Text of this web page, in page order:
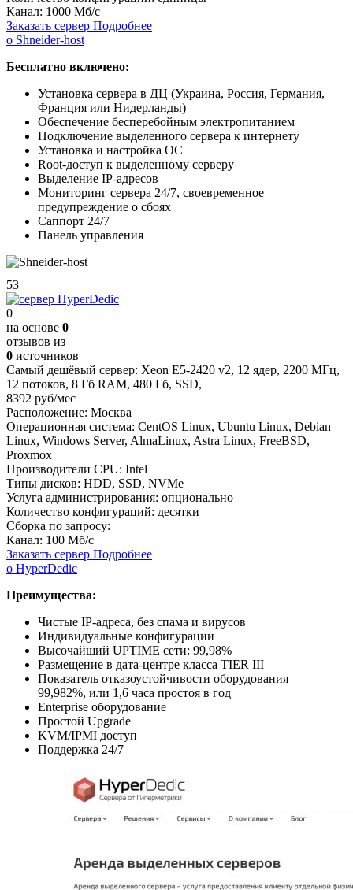
Канал: 1000 Мб/с
Заказать сервер Подробнее
о Shneider-host
Бесплатно включено:
Установка сервера в ДЦ (Украина, Россия, Германия,
Франция или Нидерланды)
Обеспечение бесперебойным электропитанием
Подключение выделенного сервера к интернету
Установка и настройка ОС
Root-доступ к выделенному серверу
Выделение IP-адресов
Мониторинг сервера 24/7, своевременное
предупреждение о сбоях
Саппорт 24/7
Панель управления
53
0
на основе 0
отзывов из
0 источников
Самый дешёвый сервер: Xeon E5-2420 v2, 12 ядер, 2200 МГц,
12 потоков, 8 Гб RAM, 480 Гб, SSD,
8392 руб/мес
Расположение: Москва
Операционная система: CentOS Linux, Ubuntu Linux, Debian
Linux, Windows Server, AlmaLinux, Astra Linux, FreeBSD,
Proxmox
Производители CPU: Intel
Типы дисков: HDD, SSD, NVMe
Услуга администрирования: опционально
Количество конфигураций: десятки
Сборка по запросу:
Канал: 100 Мб/с
Заказать сервер Подробнее
о HyperDedic
Преимущества:
Чистые IP-адреса, без спама и вирусов
Индивидуальные конфигурации
Высочайший UPTIME сети: 99,98%
Размещение в дата-центре класса TIER III
Показатель отказоустойчивости оборудования —
99,982%, или 1,6 часа простоя в год
Enterprise оборудование
Простой Upgrade
KVM/IPMI доступ
Поддержка 24/7